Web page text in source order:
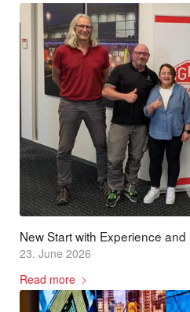
New Start with Experience
23. June 2026
Read more